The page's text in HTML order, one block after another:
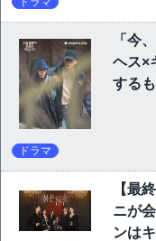
「今
ヘス×
する
ドラマ
【最
ニが
ンは